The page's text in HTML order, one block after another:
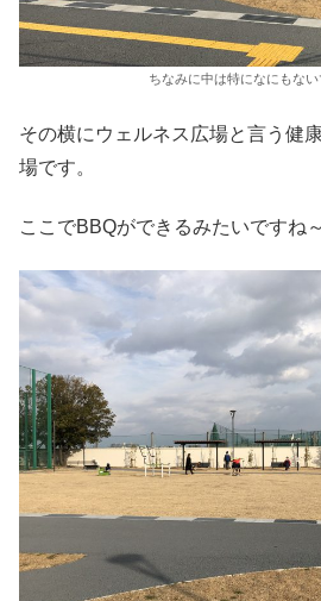
ちなみに中は特になにもない
その横にウェルネス広場と言う健
場です。
ここでBBQができるみたいですね～